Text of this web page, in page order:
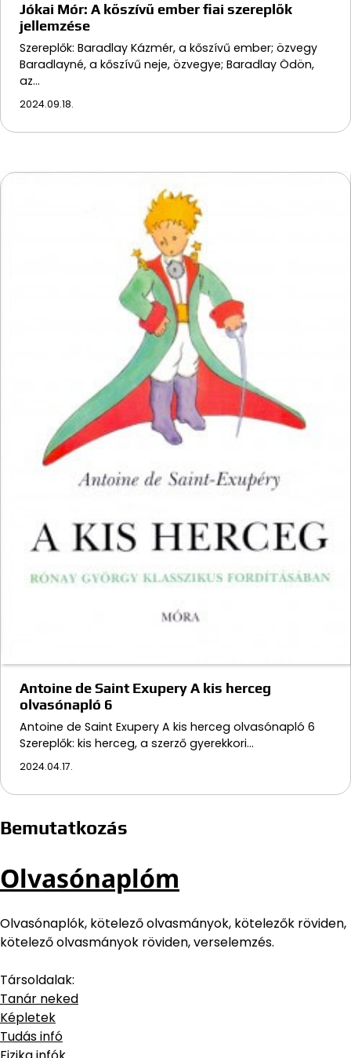
Jókai Mór: A kőszívű ember fiai szereplők
jellemzése
Szereplők: Baradlay Kázmér, a kőszívű ember; özvegy
Baradlayné, a kőszívű neje, özvegye; Baradlay Ödön,
az…
2024.09.18.
Antoine de Saint Exupery A kis herceg
olvasónapló 6
Antoine de Saint Exupery A kis herceg olvasónapló 6
Szereplők: kis herceg, a szerző gyerekkori…
2024.04.17.
Bemutatkozás
Olvasónaplóm
Olvasónaplók, kötelező olvasmányok, kötelezők röviden,
kötelező olvasmányok röviden, verselemzés.
Társoldalak:
Tanár neked
Képletek
Tudás infó